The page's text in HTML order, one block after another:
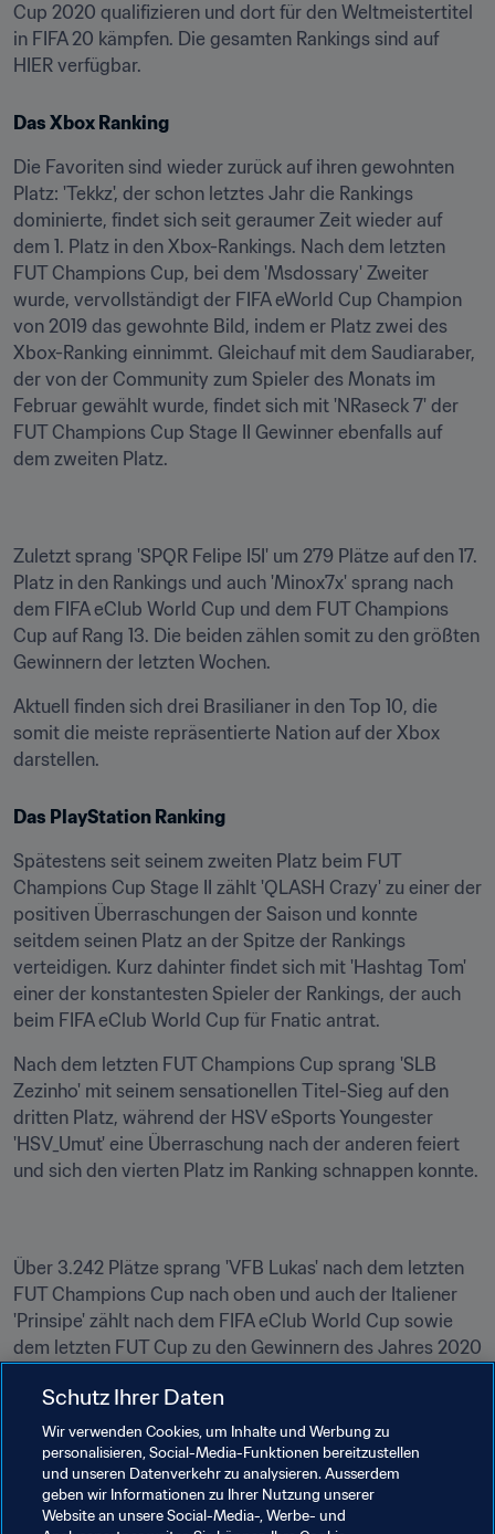
Cup 2020 qualifizieren und dort für den Weltmeistertitel
in FIFA 20 kämpfen. Die gesamten Rankings sind auf
HIER verfügbar.
Das Xbox Ranking
Die Favoriten sind wieder zurück auf ihren gewohnten
Platz: 'Tekkz', der schon letztes Jahr die Rankings
dominierte, findet sich seit geraumer Zeit wieder auf
dem 1. Platz in den Xbox-Rankings. Nach dem letzten
FUT Champions Cup, bei dem 'Msdossary' Zweiter
wurde, vervollständigt der FIFA eWorld Cup Champion
von 2019 das gewohnte Bild, indem er Platz zwei des
Xbox-Ranking einnimmt. Gleichauf mit dem Saudiaraber,
der von der Community zum Spieler des Monats im
Februar gewählt wurde, findet sich mit 'NRaseck 7' der
FUT Champions Cup Stage II Gewinner ebenfalls auf
dem zweiten Platz.
Zuletzt sprang 'SPQR Felipe I5I' um 279 Plätze auf den 17.
Platz in den Rankings und auch 'Minox7x' sprang nach
dem FIFA eClub World Cup und dem FUT Champions
Cup auf Rang 13. Die beiden zählen somit zu den größten
Gewinnern der letzten Wochen.
Aktuell finden sich drei Brasilianer in den Top 10, die
somit die meiste repräsentierte Nation auf der Xbox
darstellen.
Das PlayStation Ranking
Spätestens seit seinem zweiten Platz beim FUT
Champions Cup Stage II zählt 'QLASH Crazy' zu einer der
positiven Überraschungen der Saison und konnte
seitdem seinen Platz an der Spitze der Rankings
verteidigen. Kurz dahinter findet sich mit 'Hashtag Tom'
einer der konstantesten Spieler der Rankings, der auch
beim FIFA eClub World Cup für Fnatic antrat.
Nach dem letzten FUT Champions Cup sprang 'SLB
Zezinho' mit seinem sensationellen Titel-Sieg auf den
dritten Platz, während der HSV eSports Youngester
'HSV_Umut' eine Überraschung nach der anderen feiert
und sich den vierten Platz im Ranking schnappen konnte.
Über 3.242 Plätze sprang 'VFB Lukas' nach dem letzten
FUT Champions Cup nach oben und auch der Italiener
'Prinsipe' zählt nach dem FIFA eClub World Cup sowie
dem letzten FUT Cup zu den Gewinnern des Jahres 2020
England die meistrepräsentierte Nation. Wir dürfen
gespannt sein, ob sich dies auch beim FIFA eNations Cup
2020 wiederspiegelt und die Nationen den amtierenden
Nationen-Meister Frankreich den Titel streitig machen
Schutz Ihrer Daten
Wir verwenden Cookies, um Inhalte und Werbung zu
personalisieren, Social-Media-Funktionen bereitzustellen
und unseren Datenverkehr zu analysieren. Ausserdem
geben wir Informationen zu Ihrer Nutzung unserer
Website an unsere Social-Media-, Werbe- und